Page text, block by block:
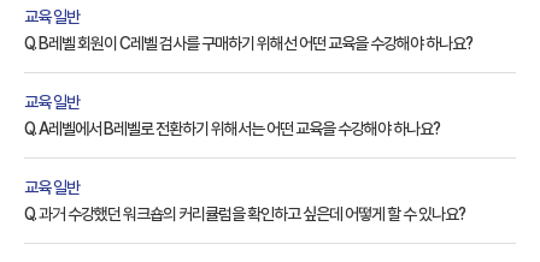
교육 일반
Q. B레벨 회원이 C레벨 검사를 구매하기 위해선 어떤 교육을 수강해야 하나요?
교육 일반
Q. A레벨에서 B레벨로 전환하기 위해서는 어떤 교육을 수강해야 하나요?
교육 일반
Q. 과거 수강했던 워크숍의 커리큘럼을 확인하고 싶은데 어떻게 할 수 있나요?